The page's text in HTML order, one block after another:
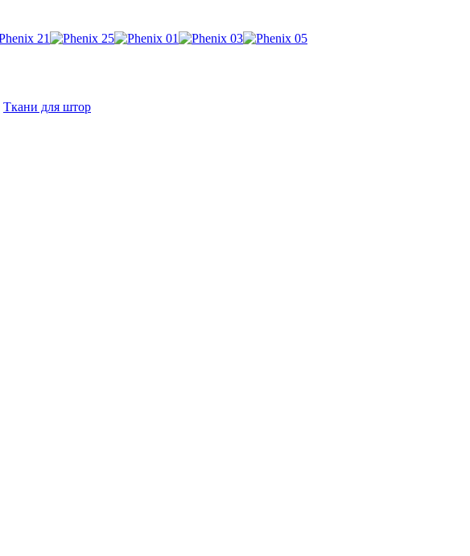
Ткани для штор